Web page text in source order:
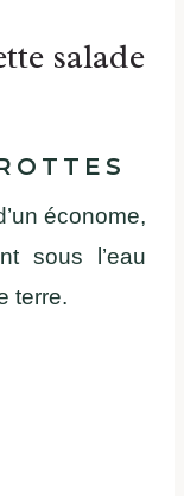
salade
économe,
sous l’eau
terre.